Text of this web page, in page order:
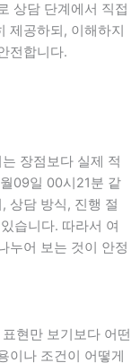
상담 단계에서 직접
제공하되, 이해하지
전합니다.
장점보다 실제 적
09일 00시21분 같
상담 방식, 진행 절
습니다. 따라서 여
누어 보는 것이 안정
현만 보기보다 어떤
이나 조건이 어떻게